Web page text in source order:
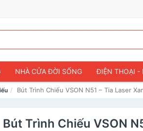
NHÀ CỬA ĐỜI SỐNG ĐIỆN THOẠI -
Bút Trình Chiếu VSON N51 – Tia Laser
Bút Trình Chiếu VSON